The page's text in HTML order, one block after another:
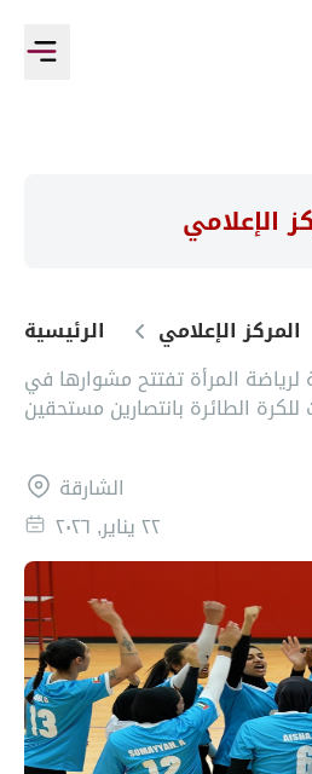
الإعلامي
الرئيسية
المركز الإعلامي
المرأة تفتتح مشوارها في
الطائرة بانتصارين مستحقين
الشارقة
٢٢ يناير, ٢٠٢٦